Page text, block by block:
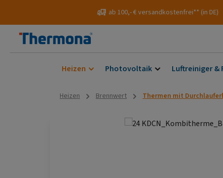
Zur Hauptnavigation springenab 100,- € versandkostenfrei** (in DE)
Heizen Photovoltaik Luftreiniger &
Heizen Brennwert Thermen mit
Bildergalerie überspringen